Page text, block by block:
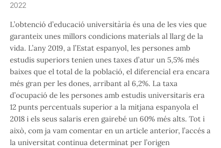
2022
L’obtenció d’educació universitària és una de les vies que
garanteix unes millors condicions materials al llarg de la
vida. L’any 2019, a l’Estat espanyol, les persones amb
estudis superiors tenien unes taxes d’atur un 5,5% més
baixes que el total de la població, el diferencial era encara
més gran per les dones, arribant al 6,2%. La taxa
d’ocupació de les persones amb estudis universitaris era
12 punts percentuals superior a la mitjana espanyola el
2018 i els seus salaris eren gairebé un 60% més alts. Tot i
això, com ja vam comentar en un article anterior, l’accés a
la universitat continua determinat per l’origen